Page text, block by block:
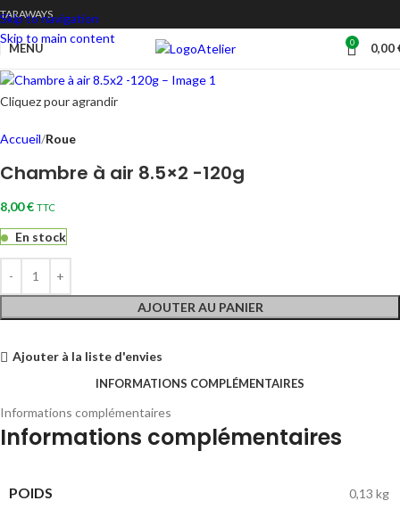
Skip to navigation
Skip to main content
TARAWAYS
MENU Atelier 0 0,00
Cliquez pour agrandir
Accueil Roue
Chambre à air 8.5×2 -120g
8,00€ TTC
En stock
AJOUTER AU PANIER
Ajouter à la liste d'envies
INFORMATIONS COMPLÉMENTAIRES
Informations complémentaires
Informations complémentaires
POIDS 0,13 kg